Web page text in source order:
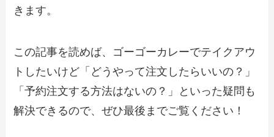
全メニュー！お持ち帰りの予約・注文方
【2024年最新】千年の宴で人気のテイク
アウト（お持ち帰り）メニューは？おす
きます。
この記事を読めば、ゴーゴーカレーでテイクアウ
トしたいけど「どうやって注文したらいいの？」
「予約注文する方法はないの？」といった疑問も
解決できるので、ぜひ最後までご覧ください！